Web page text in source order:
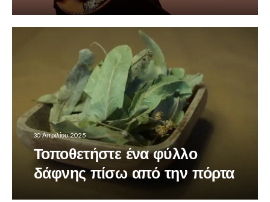
30 Απριλίου 2025
Τοποθετήστε ένα φύλλο
δάφνης πίσω από την πόρτα